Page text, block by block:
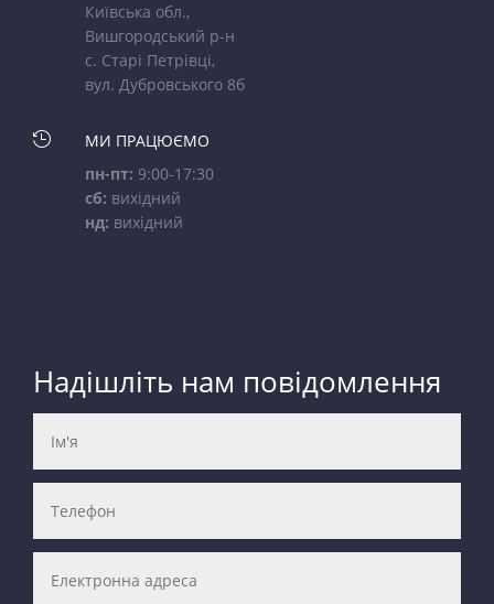
Київська обл.,
Вишгородський р-н
с. Старі Петрівці,
вул. Дубровського 8б

МИ ПРАЦЮЄМО
пн-пт: 9:00-17:30
сб: вихідний
нд: вихідний
Надішліть нам повідомлення